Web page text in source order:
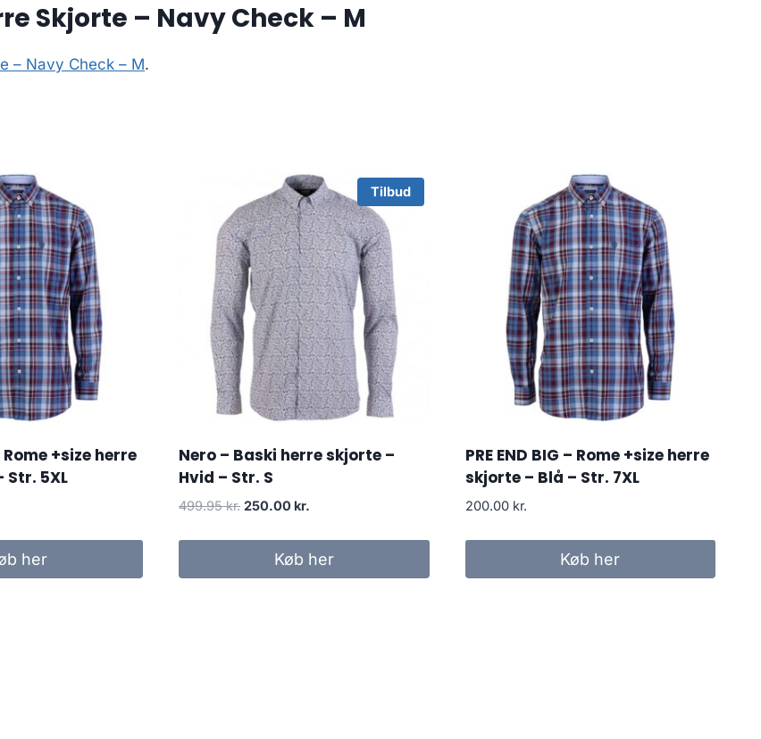
Skjorte – Navy Check – M
– Navy Check – M.
Rome +size herre
Str. 5XL
her
Tilbud
Nero – Baski herre skjorte –
Hvid – Str. S
499.95kr. Original
499.95 kr..
250.00 kr.
250.00 kr..
Køb her
PRE END BIG – Rome +size herre
skjorte – Blå – Str. 7XL
200.00 kr.
Køb her